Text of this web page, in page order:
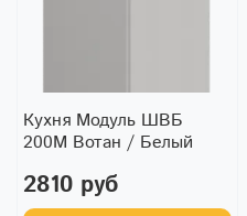
Кухня Модуль ШВБ
200М Вотан / Белый
2810 руб